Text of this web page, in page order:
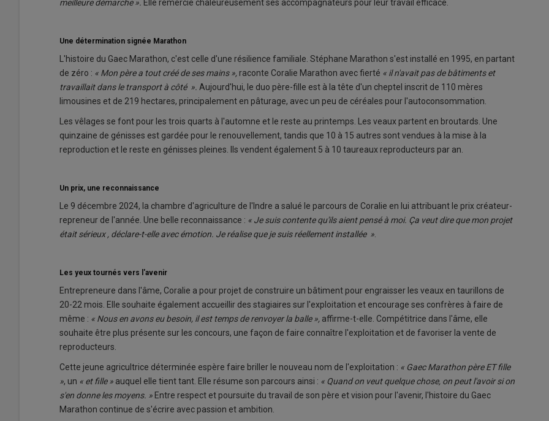
meilleure démarche ». Elle remercie chaleureusement ses accompagnateurs pour leur travail efficace.
Une détermination signée Marathon
L'histoire du Gaec Marathon, c'est celle d'une résilience familiale. Stéphane Marathon s'est installé en 1995, en partant
de zéro : « Mon père a tout créé de ses mains », raconte Coralie Marathon avec fierté « il n'avait pas de bâtiments et
travaillait dans le transport à côté ». Aujourd'hui, le duo père-fille est à la tête d'un cheptel inscrit de 110 mères
limousines et de 219 hectares, principalement en pâturage, avec un peu de céréales pour l'autoconsommation.
Les vêlages se font pour les trois quarts à l'automne et le reste au printemps. Les veaux partent en broutards. Une
quinzaine de génisses est gardée pour le renouvellement, tandis que 10 à 15 autres sont vendues à la mise à la
reproduction et le reste en génisses pleines. Ils vendent également 5 à 10 taureaux reproducteurs par an.
Un prix, une reconnaissance
Le 9 décembre 2024, la chambre d'agriculture de l'Indre a salué le parcours de Coralie en lui attribuant le prix créateur-
repreneur de l'année. Une belle reconnaissance : « Je suis contente qu'ils aient pensé à moi. Ça veut dire que mon projet
était sérieux , déclare-t-elle avec émotion. Je réalise que je suis réellement installée ».
Les yeux tournés vers l'avenir
Entrepreneure dans l'âme, Coralie a pour projet de construire un bâtiment pour engraisser les veaux en taurillons de
20-22 mois. Elle souhaite également accueillir des stagiaires sur l'exploitation et encourage ses confrères à faire de
même : « Nous en avons eu besoin, il est temps de renvoyer la balle », affirme-t-elle. Compétitrice dans l'âme, elle
souhaite être plus présente sur les concours, une façon de faire connaître l'exploitation et de favoriser la vente de
reproducteurs.
Cette jeune agricultrice déterminée espère faire briller le nouveau nom de l'exploitation : « Gaec Marathon père ET fille
», un « et fille » auquel elle tient tant. Elle résume son parcours ainsi : « Quand on veut quelque chose, on peut l'avoir si on
s'en donne les moyens. » Entre respect et poursuite du travail de son père et vision pour l'avenir, l'histoire du Gaec
Marathon continue de s'écrire avec passion et ambition.